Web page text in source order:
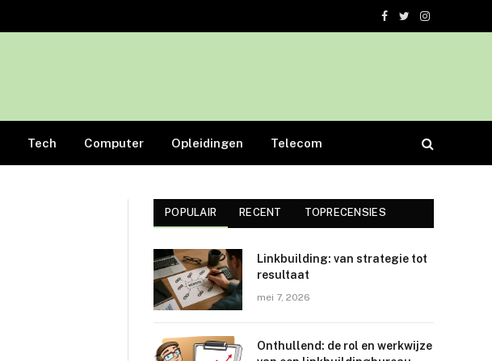
Facebook
TwitterInstagram
Tech Computer Opleidingen Telecom
POPULAIR RECENT TOPRECENSIES
Linkbuilding: van strategie tot
resultaat
mei 7, 2026
Onthullend: de rol en werkwijze